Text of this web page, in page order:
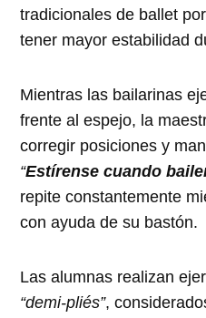
tradicionales de ballet
tener mayor estabilidad
Mientras las bailarinas
frente al espejo, la
corregir posiciones y
“Estírense cuando
repite constantemente
con ayuda de su bastón.
Las alumnas realizan
“demi-pliés”,